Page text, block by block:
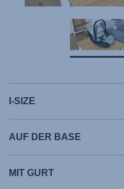
I-SIZE
AUF DER BASE
MIT GURT